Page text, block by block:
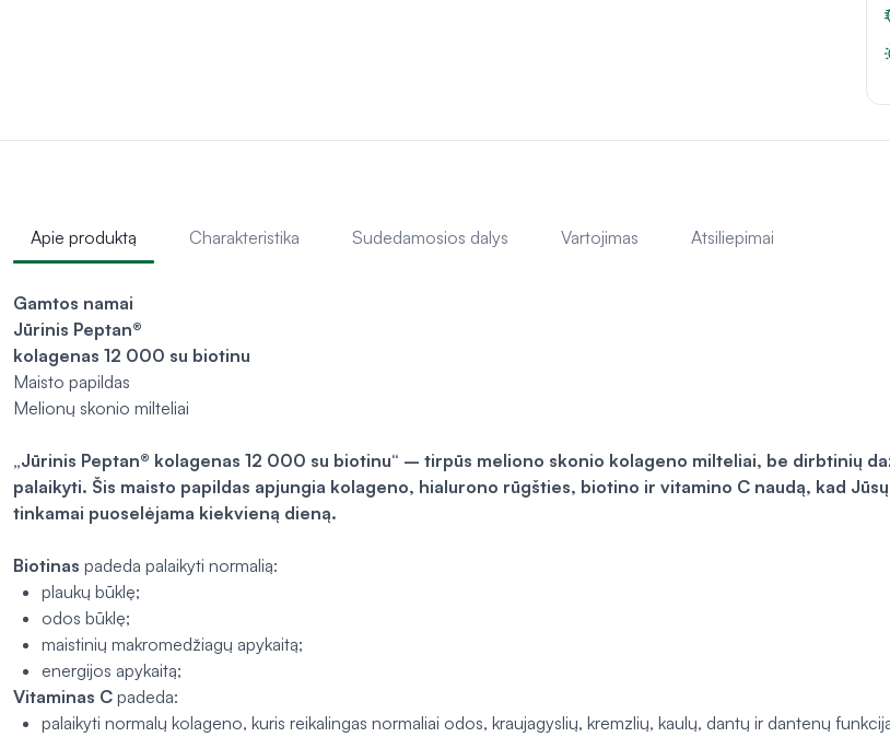
Apie produktą Charakteristika Sudedamosios dalys Vartojimas Atsiliepimai
Gamtos namai
Jūrinis Peptan®
kolagenas 12 000 su biotinu
Maisto papildas
Melionų skonio milteliai
„Jūrinis Peptan® kolagenas 12 000 su biotinu“ – tirpūs meliono skonio kolageno milteliai, be dirbtinių
palaikyti. Šis maisto papildas apjungia kolageno, hialurono rūgšties, biotino ir vitamino C naudą, kad
tinkamai puoselėjama kiekvieną dieną.
Biotinas padeda palaikyti normalią:
plaukų būklę;
odos būklę;
maistinių makromedžiagų apykaitą;
energijos apykaitą;
Vitaminas C padeda:
palaikyti normalų kolageno, kuris reikalingas normaliai odos, kraujagyslių, kremzlių, kaulų, dantų ir dantenų